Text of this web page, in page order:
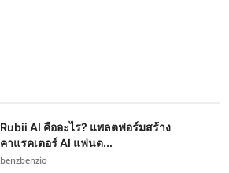
Rubii AI คืออะไร? แพลตฟอร์มสร้าง
คาแรคเตอร์ AI แฟนด...
benzbenzio